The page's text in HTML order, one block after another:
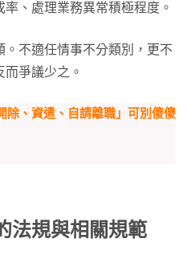
、處理業務異常積極程度。
。不適任情事不分類別，更不
爭議少之。
除、資遣、自請離職」可別傻傻
法規與相關規範